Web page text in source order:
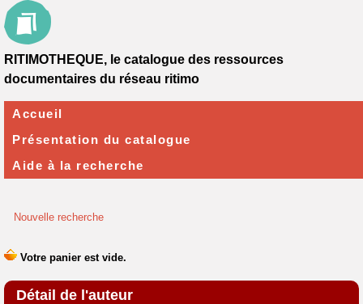
Nouvelle recherche
Détail de l'auteur
RITIMOTHEQUE, le catalogue des ressources
documentaires du réseau ritimo
Accueil
Présentation du catalogue
Aide à la recherche